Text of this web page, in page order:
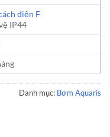
điện F
IP44
Danh mục: Bơm Aquaris